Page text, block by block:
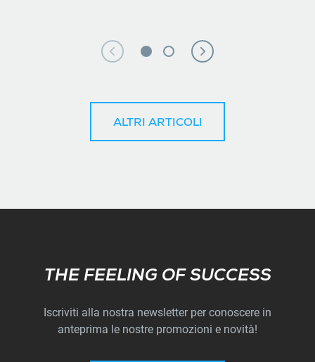
ALTRI ARTICOLI
Subscribe
THE FEELING OF SUCCESS
Iscriviti alla nostra newsletter per conoscere in
anteprima le nostre promozioni e novità!